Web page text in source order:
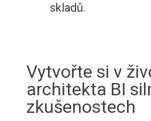
skladů.
Vytvořte si v
architekta BI
zkušenostech